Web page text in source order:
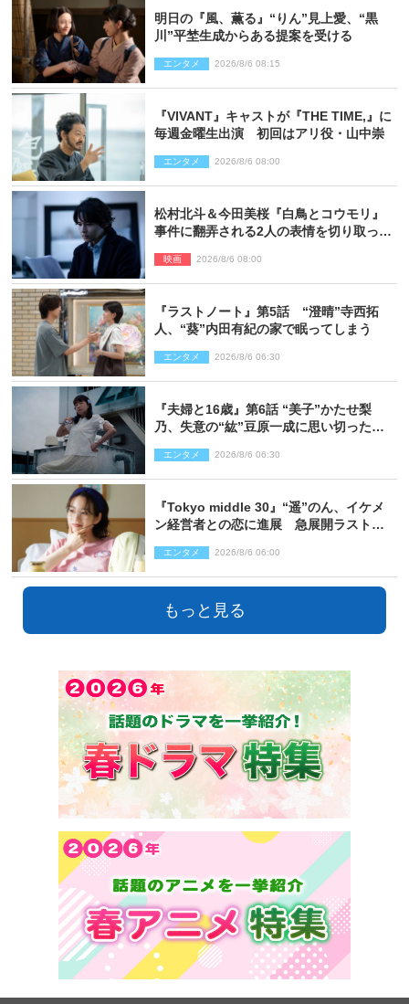
明日の『風、薫る』“りん”見上愛、“黒
川”平埜生成からある提案を受ける
エンタメ 2026/8/6 08:15
『VIVANT』キャストが『THE TIME,』に
毎週金曜生出演 初回はアリ役・山中崇
エンタメ 2026/8/6 08:00
松村北斗＆今田美桜『白鳥とコウモリ』
事件に翻弄される2人の表情を切り取った
映画 2026/8/6 08:00
『ラストノート』第5話 “澄晴”寺西拓
人、“葵”内田有紀の家で眠ってしまう
エンタメ 2026/8/6 06:30
『夫婦と16歳』第6話 “美子”かたせ梨
乃、失意の“紘”豆原一成に思い切ったプ
エンタメ 2026/8/6 06:30
『Tokyo middle 30』“遥”のん、イケメ
ン経営者との恋に進展 急展開ラストに
エンタメ 2026/8/6 06:00
もっと見る